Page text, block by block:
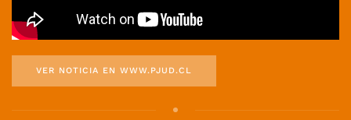
VER NOTICIA EN WWW.PJUD.CL